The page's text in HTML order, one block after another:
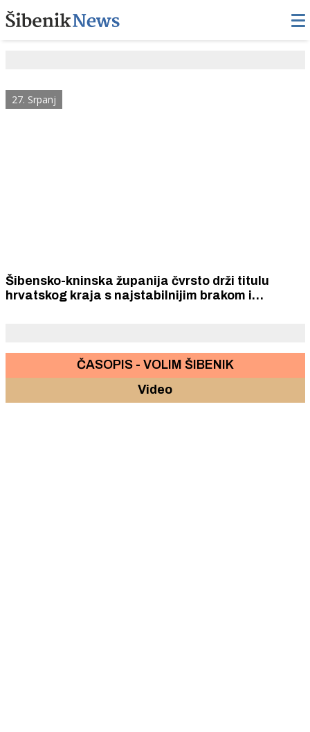
27. Srpanj
Šibensko-kninska županija čvrsto drži titulu
hrvatskog kraja s najstabilnijim brakom i
ČASOPIS - VOLIM ŠIBENIK
Video